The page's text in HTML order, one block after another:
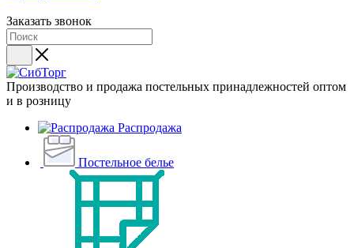
Заказать звонок
Производство и продажа постельных принадлежностей оптом
и в розницу
Распродажа
Постельное белье